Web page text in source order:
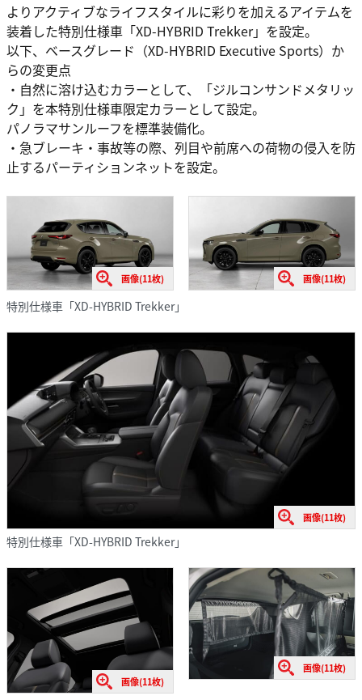
よりアクティブなライフスタイルに彩りを加えるアイテムを
装着した特別仕様車「XD-HYBRID Trekker」を設定。
以下、ベースグレード（XD-HYBRID Executive Sports）か
らの変更点
・自然に溶け込むカラーとして、「ジルコンサンドメタリッ
ク」を本特別仕様車限定カラーとして設定。
パノラマサンルーフを標準装備化。
・急ブレーキ・事故等の際、列目や前席への荷物の侵入を防
止するパーティションネットを設定。
画像(11枚) 画像(11枚)
特別仕様車「XD-HYBRID Trekker」
画像(11枚)
特別仕様車「XD-HYBRID Trekker」
画像(11枚)
画像(11枚)